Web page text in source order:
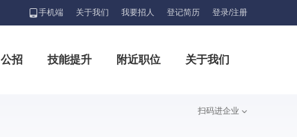
手机端 关于我们 我要招人 登记简历 登录/注册
公招 技能提升 附近职位 关于我们
扫码进企业